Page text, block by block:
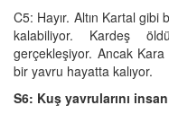
C5: Hayır. Altın Kartal gibi
kalabiliyor. Kardeş
gerçekleşiyor. Ancak
bir yavru hayatta kalıyor.
S6: Kuş yavrularını